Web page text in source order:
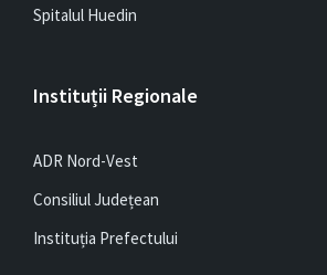
Spitalul Huedin
Instituții Regionale
ADR Nord-Vest
Consiliul Județean
Instituția Prefectului